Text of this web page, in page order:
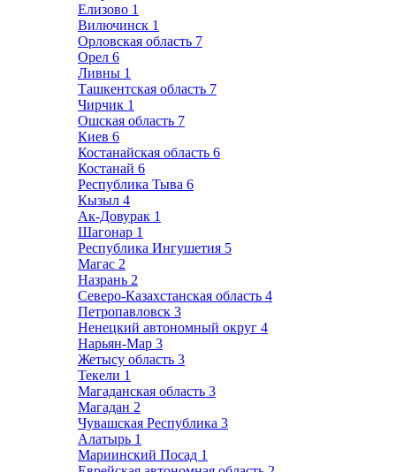
Елизово 1
Вилючинск 1
Орловская область 7
Орел 6
Ливны 1
Ташкентская область 7
Чирчик 1
Ошская область 7
Киев 6
Костанайская область 6
Костанай 6
Республика Тыва 6
Кызыл 4
Ак-Довурак 1
Шагонар 1
Республика Ингушетия 5
Магас 2
Назрань 2
Северо-Казахстанская область 4
Петропавловск 3
Ненецкий автономный округ 4
Нарьян-Мар 3
Жетысу область 3
Текели 1
Магаданская область 3
Магадан 2
Чувашская Республика 3
Алатырь 1
Мариинский Посад 1